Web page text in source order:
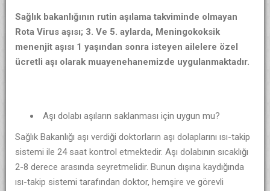
Sağlık bakanlığının rutin aşılama takviminde olmayan
Rota Virus aşısı; 3. Ve 5. aylarda, Meningokoksik
menenjit aşısı 1 yaşından sonra isteyen ailelere özel
ücretli aşı olarak muayenehanemizde uygulanmaktadır.
Aşı dolabı aşıların saklanması için uygun mu?
Sağlık Bakanlığı aşı verdiği doktorların aşı dolaplarını ısı-takip
sistemi ile 24 saat kontrol etmektedir. Aşı dolabının sıcaklığı
2-8 derece arasında seyretmelidir. Bunun dışına kaydığında
ısı-takip sistemi tarafından doktor, hemşire ve görevli